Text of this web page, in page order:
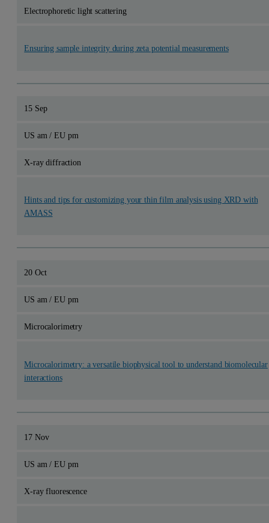
Electrophoretic light scattering
Ensuring sample integrity during zeta potential measurements
15 Sep
US am / EU pm
X-ray diffraction
Hints and tips for customizing your thin film analysis using XRD with
AMASS
20 Oct
US am / EU pm
Microcalorimetry
Microcalorimetry: a versatile biophysical tool to understand biomolecular
interactions
17 Nov
US am / EU pm
X-ray fluorescence